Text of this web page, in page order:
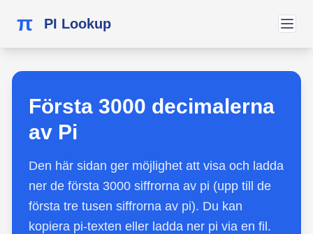
π PI Lookup
Första 3000 decimalerna
av Pi
Den här sidan ger möjlighet att visa och ladda
ner de första 3000 siffrorna av pi (upp till de
första tre tusen siffrorna av pi). Du kan
kopiera pi-texten eller ladda ner pi via en fil.